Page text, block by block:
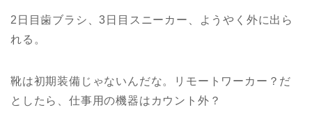
2日目歯ブラシ、3日目スニーカー、ようやく外に出ら
れる。
靴は初期装備じゃないんだな。リモートワーカー？だ
としたら、仕事用の機器はカウント外？